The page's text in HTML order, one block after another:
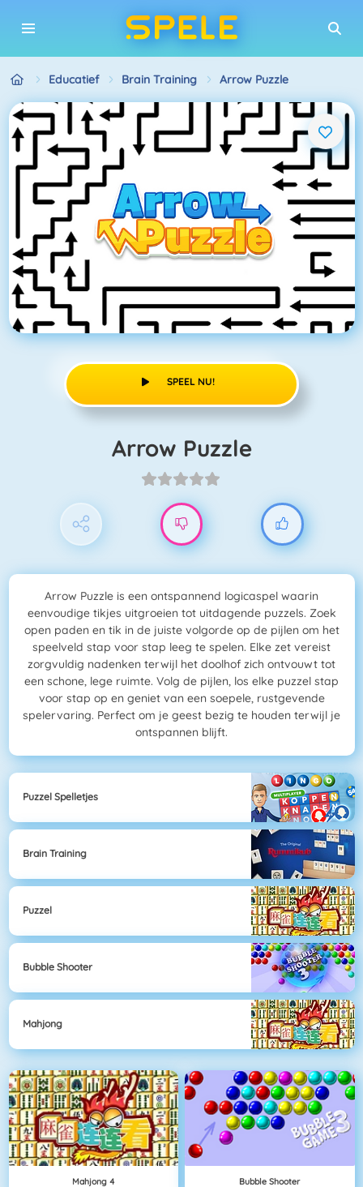
Educatief Brain Training Arrow Puzzle
SPEEL NU!
Arrow Puzzle
Arrow Puzzle is een ontspannend logicaspel waarin
eenvoudige tikjes uitgroeien tot uitdagende puzzels. Zoek
open paden en tik in de juiste volgorde op de pijlen om het
speelveld stap voor stap leeg te spelen. Elke zet vereist
zorgvuldig nadenken terwijl het doolhof zich ontvouwt tot
een schone, lege ruimte. Volg de pijlen, los elke puzzel stap
voor stap op en geniet van een soepele, rustgevende
spelervaring. Perfect om je geest bezig te houden terwijl je
ontspannen blijft.
Puzzel Spelletjes
Brain Training
Puzzel
Bubble Shooter
Mahjong
Mahjong 4 Bubble Shooter